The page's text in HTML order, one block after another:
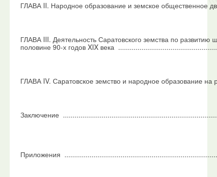
ГЛАВА II. Народное образование и земское общественное
ГЛАВА III. Деятельность Саратовского земства по развитию
половине 90-х годов XIX века
ГЛАВА IV. Саратовское земство и народное образование на
Заключение
Приложения